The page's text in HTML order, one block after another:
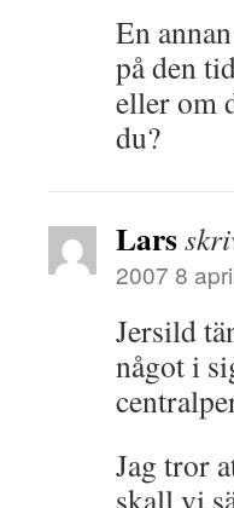
En
på den
eller om
du?
Lars
2007 8
Jersild
något i
Jag tror
skall vi